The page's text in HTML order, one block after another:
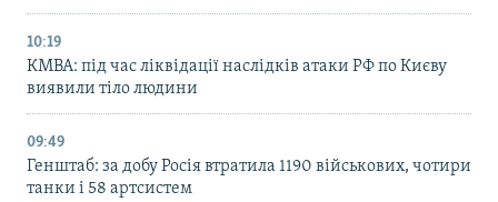
10:19
КМВА: під час ліквідації наслідків атаки РФ по Києву
виявили тіло людини
09:49
Генштаб: за добу Росія втратила 1190 військових, чотири
танки і 58 артсистем